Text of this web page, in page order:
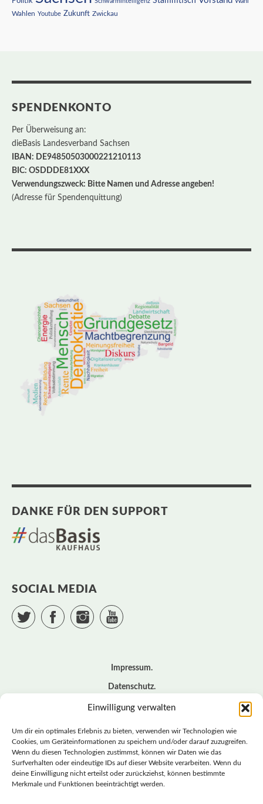
Einwilligung verwalten
Um dir ein optimales Erlebnis zu bieten, verwenden wir Technologien wie
Cookies, um Geräteinformationen zu speichern und/oder darauf zuzugreifen.
Wenn du diesen Technologien zustimmst, können wir Daten wie das
Surfverhalten oder eindeutige IDs auf dieser Website verarbeiten. Wenn du
deine Einwilligung nicht erteilst oder zurückziehst, können bestimmte
Merkmale und Funktionen beeinträchtigt werden.
Wahlen Youtube Zukunft Zwickau
SPENDENKONTO
Per Überweisung an:
dieBasis Landesverband Sachsen
IBAN: DE94850503000221210113
BIC: OSDDDE81XXX
Verwendungszweck: Bitte Namen und Adresse angeben!
(Adresse für Spendenquittung)
DANKE FÜR DEN SUPPORT
SOCIAL MEDIA
Twitter Facebook Instagram
Impressum
Datenschutz
Cookie – Richtlinie (EU)
© BASISDEMOKRATISCHE PARTEI DEUTSCHLAND *
LANDESVERBAND SACHSEN